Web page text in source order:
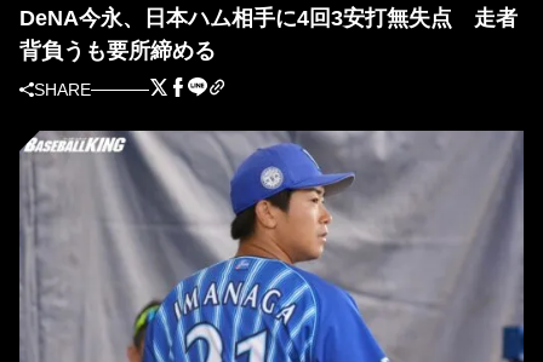
DeNA今永、日本ハム相手に4回3安打無失点 走者
背負うも要所締める
SHARE